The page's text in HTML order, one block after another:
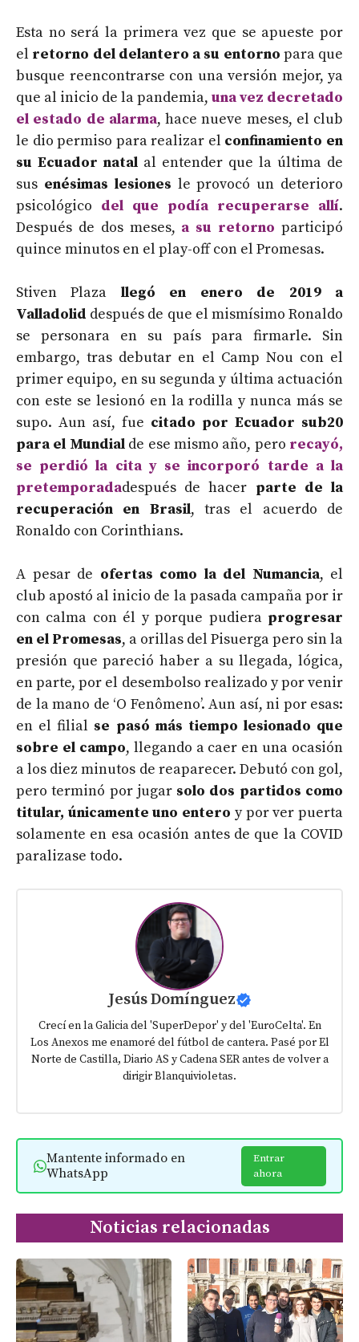
Esta no será la primera vez que se apueste por
el retorno del delantero a su entorno para que
busque reencontrarse con una versión mejor, ya
que al inicio de la pandemia, una vez decretado
el estado de alarma, hace nueve meses, el club
le dio permiso para realizar el confinamiento en
su Ecuador natal al entender que la última de
sus enésimas lesiones le provocó un deterioro
psicológico del que podía recuperarse allí.
Después de dos meses, a su retorno participó
quince minutos en el play-off con el Promesas.
Stiven Plaza llegó en enero de 2019 a
Valladolid después de que el mismísimo Ronaldo
se personara en su país para firmarle. Sin
embargo, tras debutar en el Camp Nou con el
primer equipo, en su segunda y última actuación
con este se lesionó en la rodilla y nunca más se
supo. Aun así, fue citado por Ecuador sub20
para el Mundialde ese mismo año, pero recayó,
se perdió la cita y se incorporó tarde a la
pretemporadadespués de hacer parte de la
recuperación en Brasil, tras el acuerdo de
Ronaldo con Corinthians.
A pesar de ofertas como la del Numancia, el
club apostó al inicio de la pasada campaña por ir
con calma con él y porque pudiera progresar
en el Promesas, a orillas del Pisuerga pero sin la
presión que pareció haber a su llegada, lógica,
en parte, por el desembolso realizado y por venir
de la mano de ‘O Fenômeno’. Aun así, ni por esas:
en el filial se pasó más tiempo lesionado que
sobre el campo, llegando a caer en una ocasión
a los diez minutos de reaparecer. Debutó con gol,
pero terminó por jugar solo dos partidos como
titular, únicamente uno entero y por ver puerta
solamente en esa ocasión antes de que la COVID
paralizase todo.
Jesús Domínguez
Crecí en la Galicia del 'SuperDepor' y del 'EuroCelta'. En
Los Anexos me enamoré del fútbol de cantera. Pasé por El
Norte de Castilla, Diario AS y Cadena SER antes de volver a
dirigir Blanquivioletas.
Mantente informado en
WhatsApp
Entrar
ahora
Noticias relacionadas